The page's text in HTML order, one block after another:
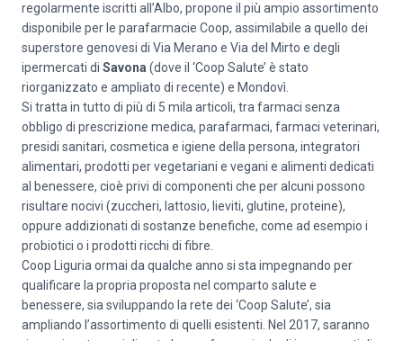
regolarmente iscritti all’Albo, propone il più ampio assortimento
disponibile per le parafarmacie Coop, assimilabile a quello dei
superstore genovesi di Via Merano e Via del Mirto e degli
ipermercati di Savona (dove il ‘Coop Salute’ è stato
riorganizzato e ampliato di recente) e Mondovì.
Si tratta in tutto di più di 5 mila articoli, tra farmaci senza
obbligo di prescrizione medica, parafarmaci, farmaci veterinari,
presidi sanitari, cosmetica e igiene della persona, integratori
alimentari, prodotti per vegetariani e vegani e alimenti dedicati
al benessere, cioè privi di componenti che per alcuni possono
risultare nocivi (zuccheri, lattosio, lieviti, glutine, proteine),
oppure addizionati di sostanze benefiche, come ad esempio i
probiotici o i prodotti ricchi di fibre.
Coop Liguria ormai da qualche anno si sta impegnando per
qualificare la propria proposta nel comparto salute e
benessere, sia sviluppando la rete dei ‘Coop Salute’, sia
ampliando l’assortimento di quelli esistenti. Nel 2017, saranno